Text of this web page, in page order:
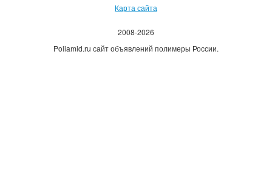
Карта сайта
2008-2026
Poliamid.ru сайт объявлений полимеры России.